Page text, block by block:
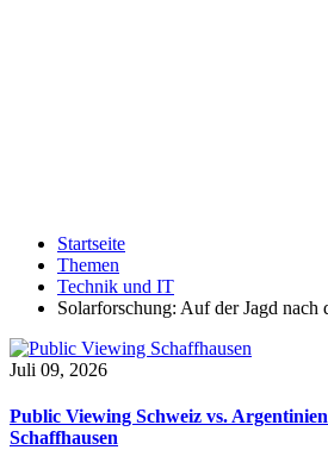
Startseite
Themen
Technik und IT
Solarforschung: Auf der Jagd nach
Juli 09, 2026
Public Viewing Schweiz vs.
Schaffhausen